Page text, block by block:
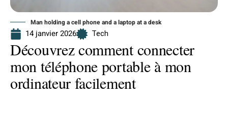
Man holding a cell phone and a laptop at a desk
14 janvier 2026 Tech
Découvrez comment connecter
mon téléphone portable à mon
ordinateur facilement